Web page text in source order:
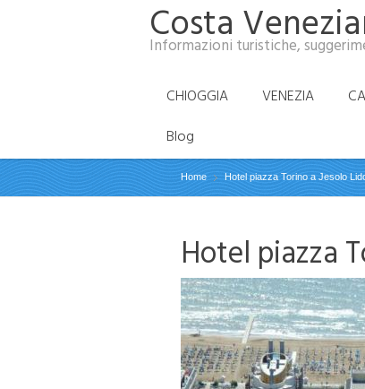
Costa
Informazioni turistiche,
CHIOGGIA VENEZIA
Blog
Home Hotel piazza Torino a Jesolo
Hotel piazza